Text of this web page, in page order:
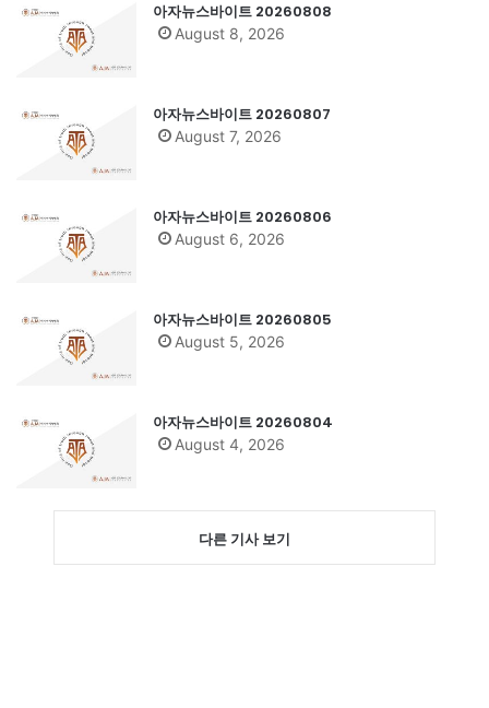
아자뉴스바이트 20260808
August 8, 2026
아자뉴스바이트 20260807
August 7, 2026
아자뉴스바이트 20260806
August 6, 2026
아자뉴스바이트 20260805
August 5, 2026
아자뉴스바이트 20260804
August 4, 2026
다른 기사 보기